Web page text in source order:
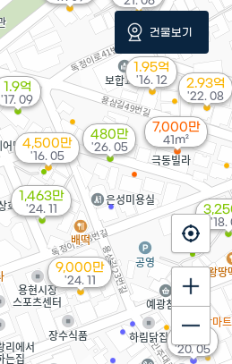
7,000만
41m²
480만
'26. 05
9,000만
'24. 11
1,463만
'24. 11
2.93억
'22. 08
'20. 05
'18.
1.9억
'17. 09
1.95억
'16. 12
4,500만
'16. 05
건물보기